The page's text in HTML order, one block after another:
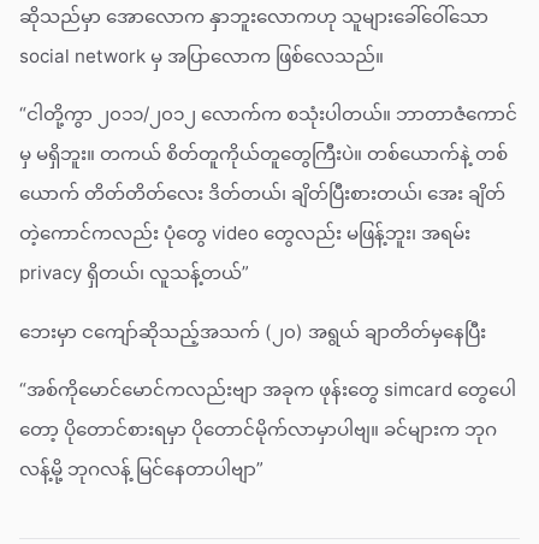
ဆိုသည်မှာ အောလောက နှာဘူးလောကဟု သူများခေါ်ဝေါ်သော
social network မှ အပြာလောက ဖြစ်လေသည်။
“ငါတို့ကွာ ၂၀၁၁/၂၀၁၂ လောက်က စသုံးပါတယ်။ ဘာတာဇံကောင်
မှ မရှိဘူး။ တကယ် စိတ်တူကိုယ်တူတွေကြီးပဲ။ တစ်ယောက်နဲ့ တစ်
ယောက် တိတ်တိတ်လေး ဒိတ်တယ်၊ ချိတ်ပြီးစားတယ်၊ အေး ချိတ်
တဲ့ကောင်ကလည်း ပုံတွေ video တွေလည်း မဖြန့်ဘူး၊ အရမ်း
privacy ရှိတယ်၊ လူသန့်တယ်”
ဘေးမှာ ငကျော်ဆိုသည့်အသက် (၂၀) အရွယ် ချာတိတ်မှနေပြီး
“အစ်ကိုမောင်မောင်ကလည်းဗျာ အခုက ဖုန်းတွေ simcard တွေပေါ
တော့ ပိုတောင်စားရမှာ ပိုတောင်မိုက်လာမှာပါဗျ။ ခင်များက ဘုဂ
လန့်မို့ ဘုဂလန့် မြင်နေတာပါဗျာ”